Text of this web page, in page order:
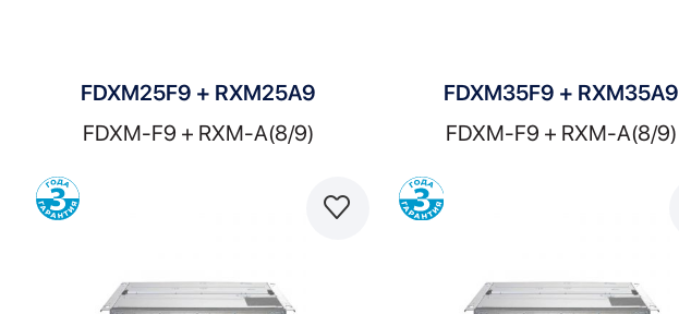
FDXM25F9 + RXM25A9
FDXM-F9 + RXM-A(8/9)
FDXM35F9 + RXM35A9
FDXM-F9 + RXM-A(8/9)